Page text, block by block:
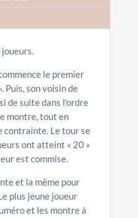
joueurs.
le premier
Puis, son voisin de
de suite dans l'ordre
montre, tout en
contrainte. Le tour se
ont atteint « 20 »
est commise.
et la même pour
plus jeune joueur
et les montre à